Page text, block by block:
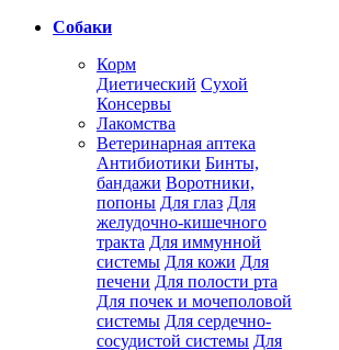
Собаки
Корм
Диетический Сухой
Консервы
Лакомства
Ветеринарная аптека
Антибиотики Бинты,
бандажи Воротники,
попоны Для глаз Для
желудочно-кишечного
тракта Для иммунной
системы Для кожи Для
печени Для полости рта
Для почек и мочеполовой
системы Для сердечно-
сосудистой системы Для